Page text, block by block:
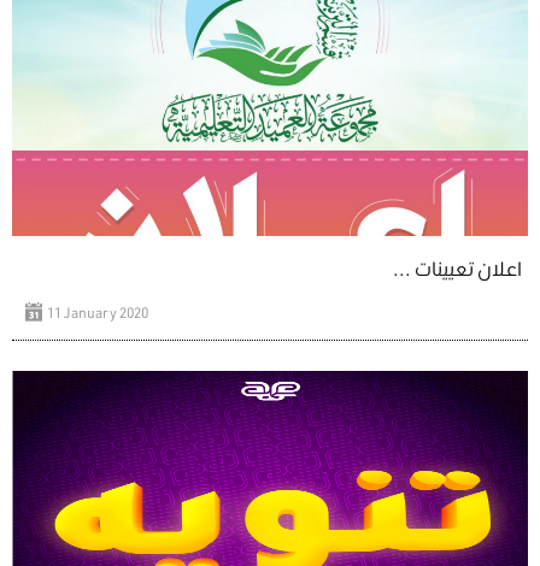
اعلان تعيينات ...
11 January 2020